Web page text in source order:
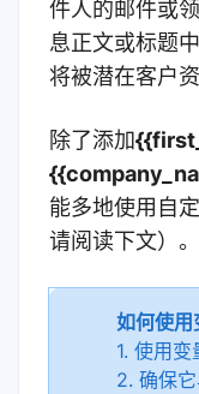
件人的邮件或
息正文或标题
将被潜在客户
除了添加
能多地使用自
请阅读下文）。
如何使用
1. 使用变
2. 确保